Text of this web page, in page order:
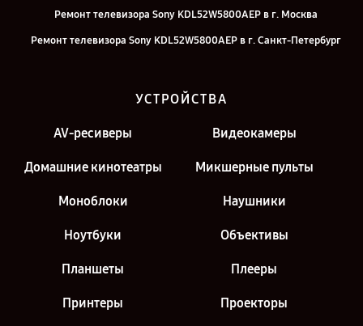
Ремонт телевизора Sony KDL52W5800AEP в г. Москва
Ремонт телевизора Sony KDL52W5800AEP в г. Санкт-Петербург
УСТРОЙСТВА
AV-ресиверы Видеокамеры
Домашние кинотеатры Микшерные пульты
Моноблоки Наушники
Ноутбуки Объективы
Планшеты Плееры
Принтеры Проекторы